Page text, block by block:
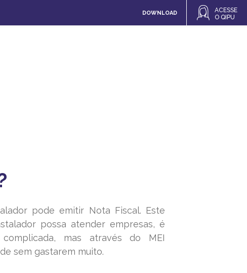
DOWNLOAD
ACESSE
O QIPU
pode emitir Nota Fiscal. Este
possa atender empresas, é
mas através do MEI
sem gastarem muito.